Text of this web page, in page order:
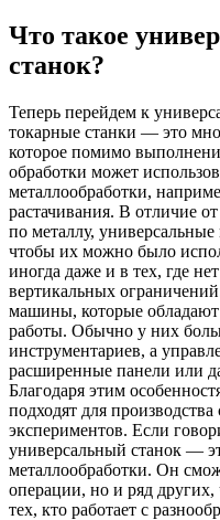
Что такое
станок?
Теперь перейдем к
токарные станки — это
которое помимо
обработки может
металлообработки,
растачивания. В отличие
по металлу,
чтобы их можно было
иногда даже и в тех, где
вертикальных
машины, которые
работы. Обычно у них
инструментариев, а
расширенные панели или
Благодаря этим
подходят для
экспериментов. Если
универсальный станок —
металлообработки. Он
операции, но и ряд других,
тех, кто работает с